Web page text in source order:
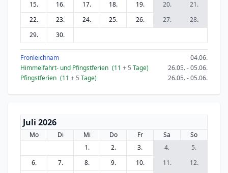
15. 16. 17. 18. 19. 20.
21.
22.
23. 24. 25. 26. 27.
28.
29.
30.
Fronleichnam
04.06.
Himmelfahrt- und Pfingstferien (11 + 5 Tage)
26.05. - 05.06.
Pfingstferien (11 + 5 Tage) 26.05. - 05.06.
Juli 2026
Mo Di Mi Do Fr Sa
So
1.
2. 3. 4.
5.
6.
7. 8. 9. 10. 11.
12.